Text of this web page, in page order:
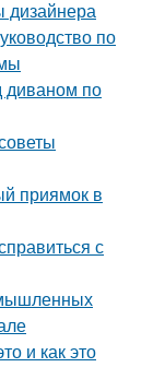
дизайнера
по
диваном по
приямок в
с
и как это